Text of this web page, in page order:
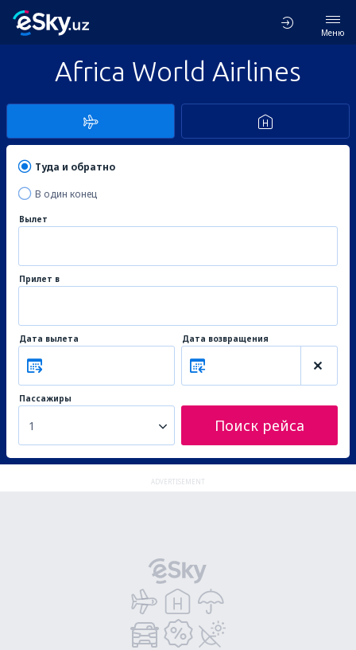
Меню
Africa World Airlines
Туда и обратно
В один конец
Вылет
Прилет в
Дата вылета Дата возвращения
Пассажиры
1 Поиск рейса
ADVERTISEMENT